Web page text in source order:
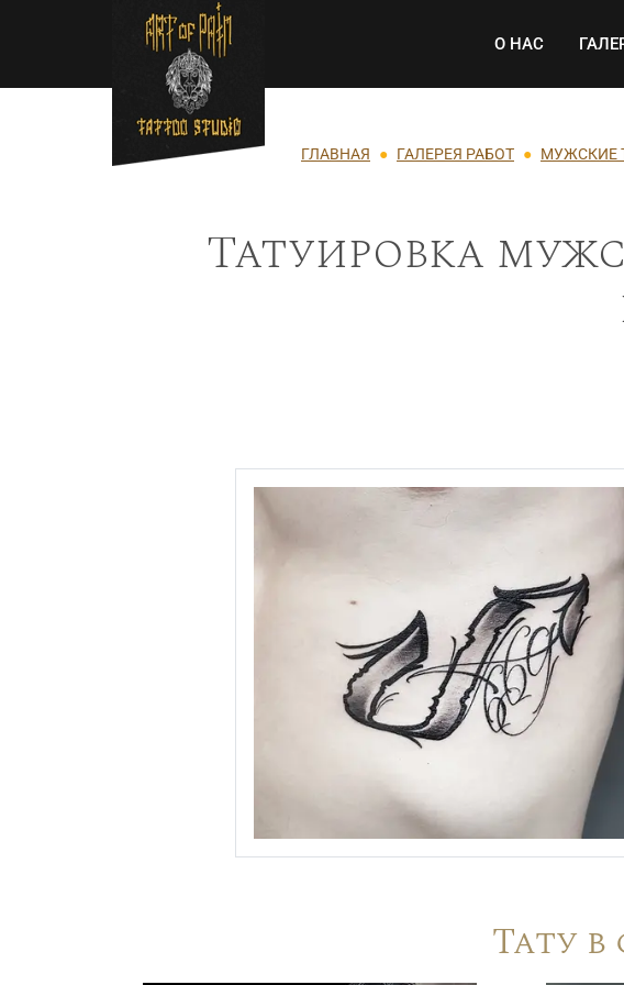
Перейти к основному содержанию
О НАС
Строка навигации
ГЛАВНАЯ ГАЛЕРЕЯ РАБОТ МУЖСКИЕ
Татуировка
Тату в